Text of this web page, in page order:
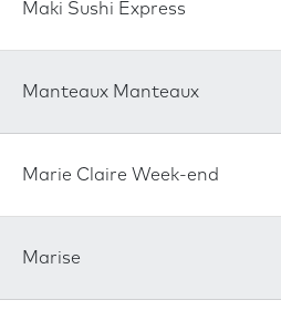
Maki Sushi Express
Manteaux Manteaux
Marie Claire Week-end
Marise